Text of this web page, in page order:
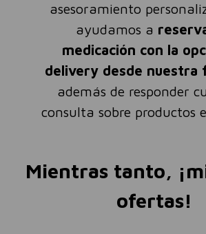
asesoramiento
ayudamos a
medicación con la
delivery desde nuestra
además de responder
consulta sobre productos
Mientras tanto,
ofertas!